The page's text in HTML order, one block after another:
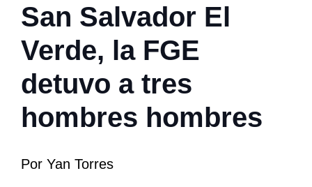
San Salvador El
Verde, la FGE
detuvo a tres
hombres hombres
Por Yan Torres